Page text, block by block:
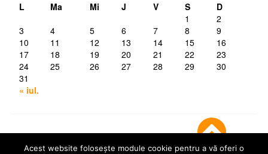
L Ma Mi J V S
D
1
2
3
4 5 6 7 8
9
10
11 12 13 14 15
16
17
18 19 20 21 22
23
24
25 26 27 28 29
30
31
« iul.
Acest website folosește module cookie pentru a vă oferi o